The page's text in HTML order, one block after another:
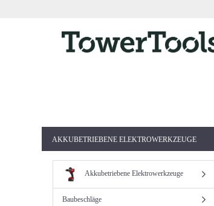
AKKUBETRIEBENE ELEKTROWERKZEUGE
Akkubetriebene Elektrowerkzeuge
Baubeschläge